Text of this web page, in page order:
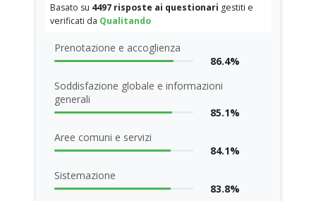
Basato su 4497 risposte ai questionari gestiti e
verificati da Qualitando
Prenotazione e accoglienza
86.4%
Soddisfazione globale e informazioni
generali
85.1%
Aree comuni e servizi
84.1%
Sistemazione
83.8%